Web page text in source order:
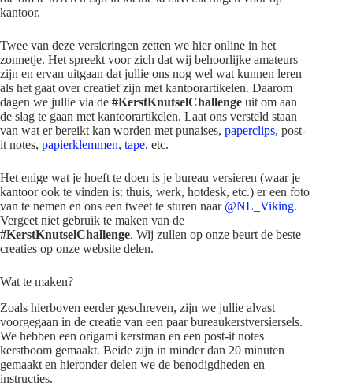
kantoor.
Twee van deze versieringen zetten we hier online in het
zonnetje. Het spreekt voor zich dat wij behoorlijke amateurs
zijn en ervan uitgaan dat jullie ons nog wel wat kunnen leren
als het gaat over creatief zijn met kantoorartikelen. Daarom
dagen we jullie via de #KerstKnutselChallenge uit om aan
de slag te gaan met kantoorartikelen. Laat ons versteld staan
van wat er bereikt kan worden met punaises, paperclips, post-
it notes, papierklemmen, tape, etc.
Het enige wat je hoeft te doen is je bureau versieren (waar je
kantoor ook te vinden is: thuis, werk, hotdesk, etc.) er een foto
van te nemen en ons een tweet te sturen naar @NL_Viking.
Vergeet niet gebruik te maken van de
#KerstKnutselChallenge. Wij zullen op onze beurt de beste
creaties op onze website delen.
Wat te maken?
Zoals hierboven eerder geschreven, zijn we jullie alvast
voorgegaan in de creatie van een paar bureaukerstversiersels.
We hebben een origami kerstman en een post-it notes
kerstboom gemaakt. Beide zijn in minder dan 20 minuten
gemaakt en hieronder delen we de benodigdheden en
instructies.